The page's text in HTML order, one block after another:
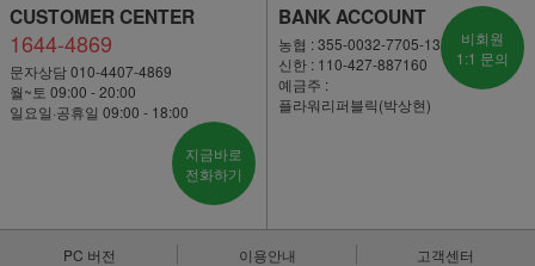
CUSTOMER CENTER
1644-4869
문자상담 010-4407-4869
월~토 09:00 - 20:00
일요일·공휴일 09:00 - 18:00
지금바로
전화하기
BANK ACCOUNT
농협 : 355-0032-7705-13
신한 : 110-427-887160
예금주 :
플라워리퍼블릭(박상현)
비회원
1:1 문의
PC 버전 이용안내 고객센터